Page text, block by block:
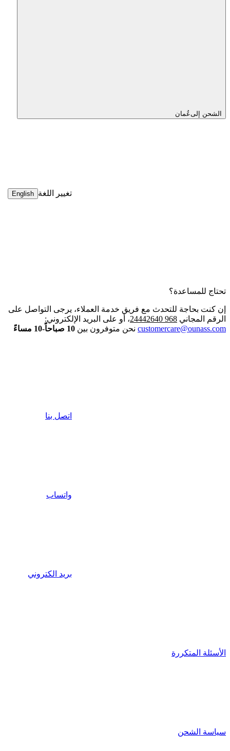
الشحن إلىعُمان
تغيير اللغة English
تحتاج للمساعدة؟
إن كنت بحاجة للتحدث مع فريق خدمة العملاء، يرجى التواصل على
الرقم المجاني 968 24442640
، أو على البريد الإلكتروني:
customercare@ounass.com نحن متوفرون بين 10 صباحاً-10 مساءً
اتصل بنا
واتساب
بريد الكتروني
الأسئلة المتكررة
سياسة الشحن